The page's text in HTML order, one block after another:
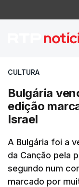
CULTURA
Bulgária
edição
Israel
A Bulgária foi a
da Canção pela
segundo num
marcado por